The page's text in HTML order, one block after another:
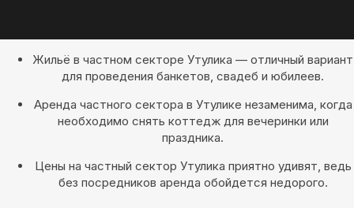
Жильё в частном секторе Утулика — отличный вариант
для проведения банкетов, свадеб и юбилеев.
Аренда частного сектора в Утулике незаменима, когда
необходимо снять коттедж для вечеринки или
праздника.
Цены на частный сектор Утулика приятно удивят, ведь
без посредников аренда обойдется недорого.